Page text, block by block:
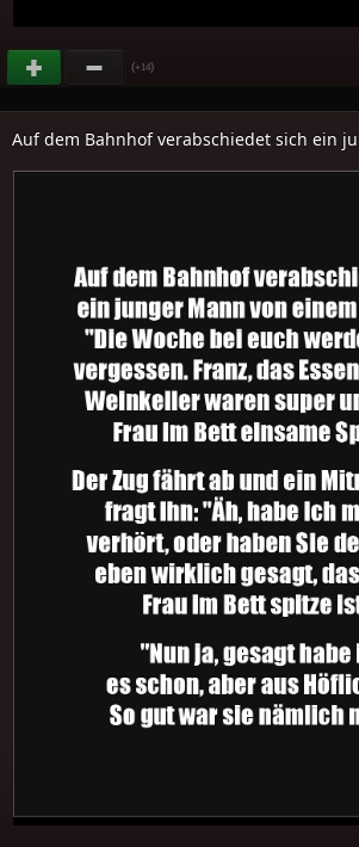
(+14)
Auf dem Bahnhof verabschiedet sich ein